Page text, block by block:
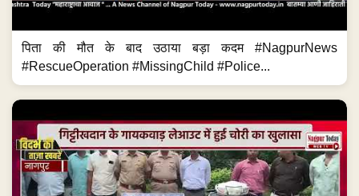
पिता की मौत के बाद उठाया बड़ा कदम #NagpurNews
#RescueOperation #MissingChild #Police...